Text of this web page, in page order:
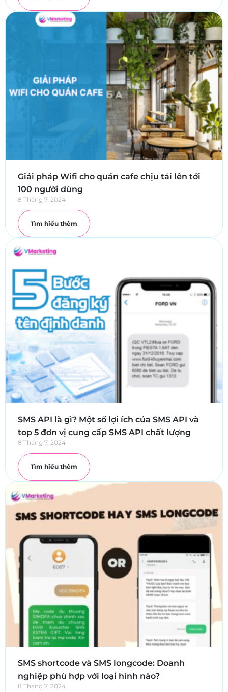
Giải pháp Wifi cho quán cafe chịu tải lên tới
100 người dùng
8 Tháng 7, 2024
Tìm hiểu thêm
SMS API là gì? Một số lợi ích của SMS API và
top 5 đơn vị cung cấp SMS API chất lượng
8 Tháng 7, 2024
Tìm hiểu thêm
SMS shortcode và SMS longcode: Doanh
nghiệp phù hợp với loại hình nào?
8 Tháng 7, 2024